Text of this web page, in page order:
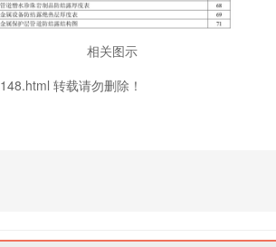
相关图示
转载请勿删除！